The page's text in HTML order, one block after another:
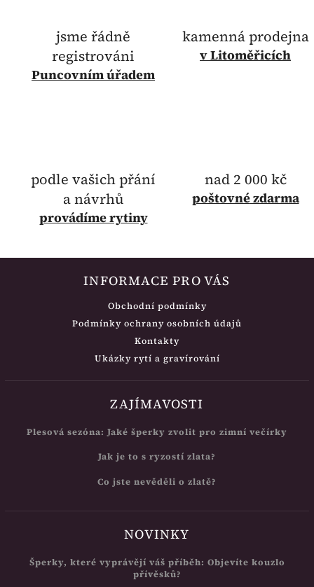
jsme řádně
registrováni
Puncovním úřadem
kamenná prodejna
v Litoměřicích
podle vašich přání
a návrhů
provádíme rytiny
nad 2 000 kč
poštovnézdarma
INFORMACE PRO VÁS
Obchodní podmínky
Podmínky ochrany osobních údajů
Kontakty
Ukázky rytí a gravírování
ZAJÍMAVOSTI
Plesová sezóna: Jaké šperky zvolit pro zimní večírky
Jak je to s ryzostí zlata?
Co jste nevěděli o zlatě?
NOVINKY
Šperky, které vyprávějí váš příběh: Objevíte kouzlo
přívěsků?